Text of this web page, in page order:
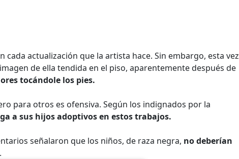
cada actualización que la artista hace. Sin embargo, esta vez
de ella tendida en el piso, aparentemente después de
tocándole los pies.
para otros es ofensiva. Según los indignados por la
a sus hijos adoptivos en estos trabajos.
señalaron que los niños, de raza negra, no deberían